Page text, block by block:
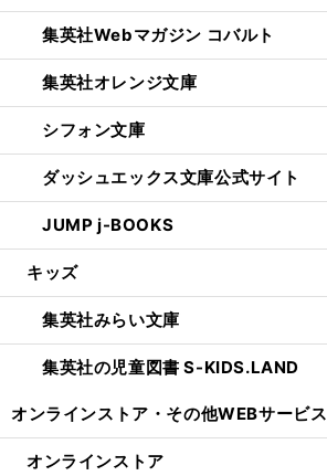
集英社Webマガジン コバルト
集英社オレンジ文庫
シフォン文庫
ダッシュエックス文庫公式サイト
JUMP j-BOOKS
キッズ
集英社みらい文庫
集英社の児童図書 S-KIDS.LAND
オンラインストア・ その他WEBサービス
オンラインストア